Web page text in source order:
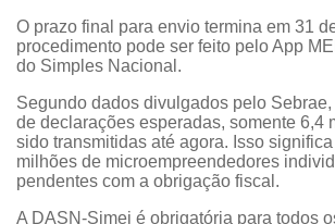
O prazo final para envio termina em 31
procedimento pode ser feito pelo App
do Simples Nacional.
Segundo dados divulgados pelo
de declarações esperadas, somente 6,4
sido transmitidas até agora. Isso
milhões de microempreendedores
pendentes com a obrigação fiscal.
A DASN-Simei é obrigatória para todos